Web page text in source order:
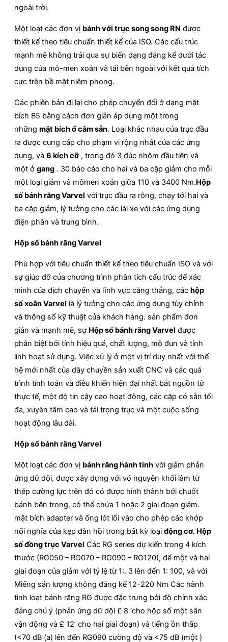
ngoài trời.
Một loạt các đơn vị bánh với trục song song RN được
thiết kế theo tiêu chuẩn thiết kế của ISO. Các cấu trúc
mạnh mẽ không trải qua sự biến dạng đáng kể dưới tác
dụng của mô-men xoắn và tải bên ngoài với kết quả tích
cực trên bề mặt niêm phong.
Các phiên bản đi lại cho phép chuyển đổi ở dạng mặt
bích B5 bằng cách đơn giản áp dụng một trong
những mặt bích ổ cắm sẵn. Loại khác nhau của trục đầu
ra được cung cấp cho phạm vi rộng nhất của các ứng
dụng, và 6 kích cỡ , trong đó 3 đúc nhôm đầu tiên và
một ở gang . 30 báo cáo cho hai và ba cặp giảm cho mỗi
một loại giảm và mômen xoắn giữa 110 và 3400 Nm.Hộp
số bánh răng Varvel với trục đầu ra rỗng, chạy tới hai và
ba cặp giảm, lý tưởng cho các lái xe với các ứng dụng
điện phân và trung bình.
Hộp số bánh răng Varvel
Phù hợp với tiêu chuẩn thiết kế theo tiêu chuẩn ISO và với
sự giúp đỡ của chương trình phân tích cấu trúc để xác
minh của dịch chuyển và lĩnh vực căng thẳng, các hộp
số xoắn Varvel là lý tưởng cho các ứng dụng tùy chỉnh
và thông số kỹ thuật của khách hàng. sản phẩm đơn
giản và mạnh mẽ, sự Hộp số bánh răng Varvel được
phân biệt bởi tính hiệu quả, chất lượng, mô đun và tính
linh hoạt sử dụng. Việc xử lý ở một vị trí duy nhất với thế
hệ mới nhất của dây chuyền sản xuất CNC và các quá
trình tính toán và điều khiển hiện đại nhất bắt nguồn từ
thực tế, một độ tin cậy cao hoạt động, các cặp có sẵn tối
đa, xuyên tâm cao và tải trọng trục và một cuộc sống
hoạt động lâu dài.
Hộp số bánh răng Varvel
Một loạt các đơn vị bánh răng hành tinh với giảm phản
ứng dữ dội, được xây dựng với vỏ nguyên khối làm từ
thép cường lực trên đó có được hình thành bởi chuốt
bánh bên trong, có thể chứa 1 hoặc 2 giai đoạn giảm.
mặt bích adapter và ống lót lối vào cho phép các khớp
nối nghĩa của kẹp đàn hồi trong bất kỳ loại động cơ. Hộp
số đồng trục Varvel Các RG series dự kiến trong 4 kích
thước (RG050 – RG070 – RG090 – RG120), để một và hai
giai đoạn của giảm với tỷ lệ từ 1:. 3 lên đến 1: 100, và với
Miếng sản lượng không đáng kể 12-220 Nm Các hành
tinh loạt bánh răng RG được đặc trưng bởi độ chính xác
đáng chú ý (phản ứng dữ dội £ 8 ‘cho hộp số một sân
vận động và £ 12’ cho hai giai đoạn) và tiếng ồn thấp
(<70 dB (a) lên đến RG090 cường độ và <75 dB (một )